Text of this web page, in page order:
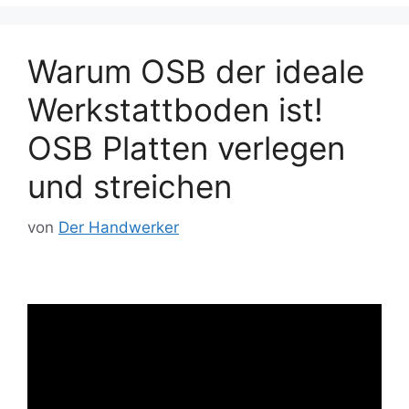
Warum OSB der ideale
Werkstattboden ist!
OSB Platten verlegen
und streichen
von Der Handwerker